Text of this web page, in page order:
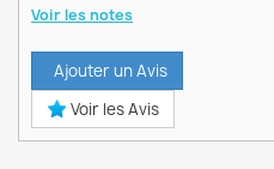
Voir les notes
Ajouter un Avis
Voir les Avis